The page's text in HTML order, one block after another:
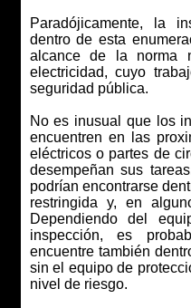
Paradójicamente, la
dentro de esta
alcance de la norma
electricidad, cuyo
seguridad pública.
No es inusual que los
encuentren en las
eléctricos o partes de
desempeñan sus
podrían encontrarse
restringida y, en
Dependiendo del
inspección, es
encuentre también
sin el equipo de
nivel de riesgo.